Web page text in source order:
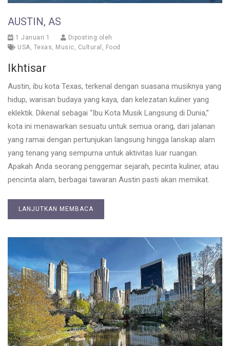
AUSTIN, AS
1 Januari 1
Diposting oleh
USA Texas Music Cultural Food
Ikhtisar
Austin, ibu kota Texas, terkenal dengan suasana musiknya yang
hidup, warisan budaya yang kaya, dan kelezatan kuliner yang
eklektik. Dikenal sebagai “Ibu Kota Musik Langsung di Dunia,”
kota ini menawarkan sesuatu untuk semua orang, dari jalanan
yang ramai dengan pertunjukan langsung hingga lanskap alam
yang tenang yang sempurna untuk aktivitas luar ruangan.
Apakah Anda seorang penggemar sejarah, pecinta kuliner, atau
pencinta alam, berbagai tawaran Austin pasti akan memikat.
LANJUTKAN MEMBACA